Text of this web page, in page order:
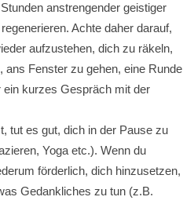
anstrengender geistiger
Achte daher darauf,
aufzustehen, dich zu räkeln,
Fenster zu gehen, eine Runde
kurzes Gespräch mit der
tut es gut, dich in der Pause zu
Yoga etc.). Wenn du
förderlich, dich hinzusetzen,
Gedankliches zu tun (z.B.